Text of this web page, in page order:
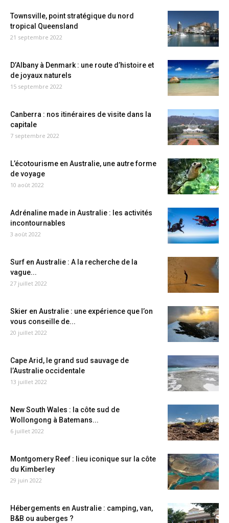
Townsville, point stratégique du nord
tropical Queensland
21 septembre 2022
D’Albany à Denmark : une route d’histoire et
de joyaux naturels
15 septembre 2022
Canberra : nos itinéraires de visite dans la
capitale
7 septembre 2022
L’écotourisme en Australie, une autre forme
de voyage
10 août 2022
Adrénaline made in Australie : les activités
incontournables
3 août 2022
Surf en Australie : A la recherche de la
vague...
27 juillet 2022
Skier en Australie : une expérience que l’on
vous conseille de...
20 juillet 2022
Cape Arid, le grand sud sauvage de
l’Australie occidentale
13 juillet 2022
New South Wales : la côte sud de
Wollongong à Batemans...
6 juillet 2022
Montgomery Reef : lieu iconique sur la côte
du Kimberley
29 juin 2022
Hébergements en Australie : camping, van,
B&B ou auberges ?